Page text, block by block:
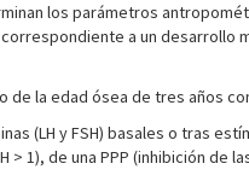
los parámetros
a un desarrollo
la edad ósea de tres años
(LH y FSH) basales o tras
> 1), de una PPP (inhibición de